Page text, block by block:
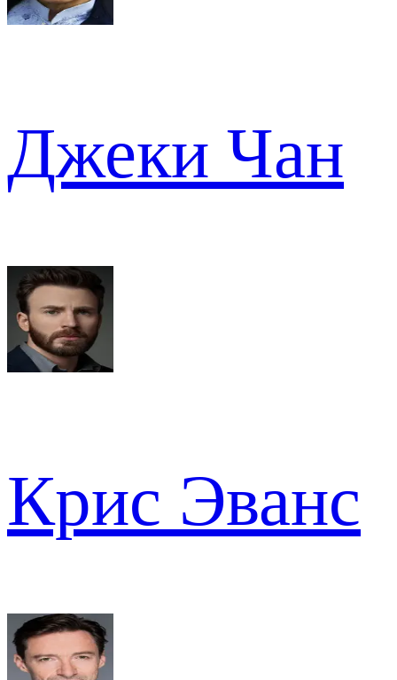
Джеки Чан
Крис Эванс